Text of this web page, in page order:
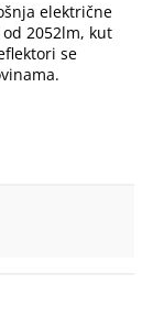
električne
2052lm, kut
se